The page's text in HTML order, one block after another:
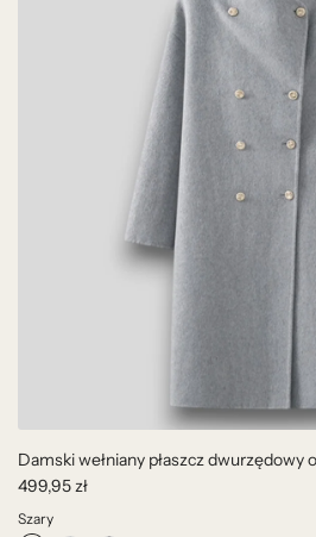
Damski wełniany płaszcz dwurzędowy
499,95 zł
Szary